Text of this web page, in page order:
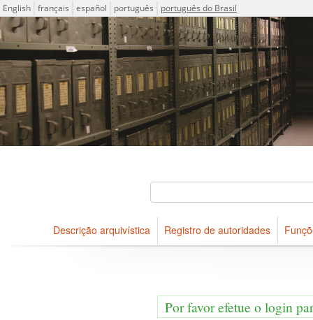
Idioma
English français español português português do Brasil
Descrições arquivísticas do acervo do Arquivo Público do
Projeto ICA-AtoM
Descrição arquivística Registro de autoridades
Por favor efetue o login